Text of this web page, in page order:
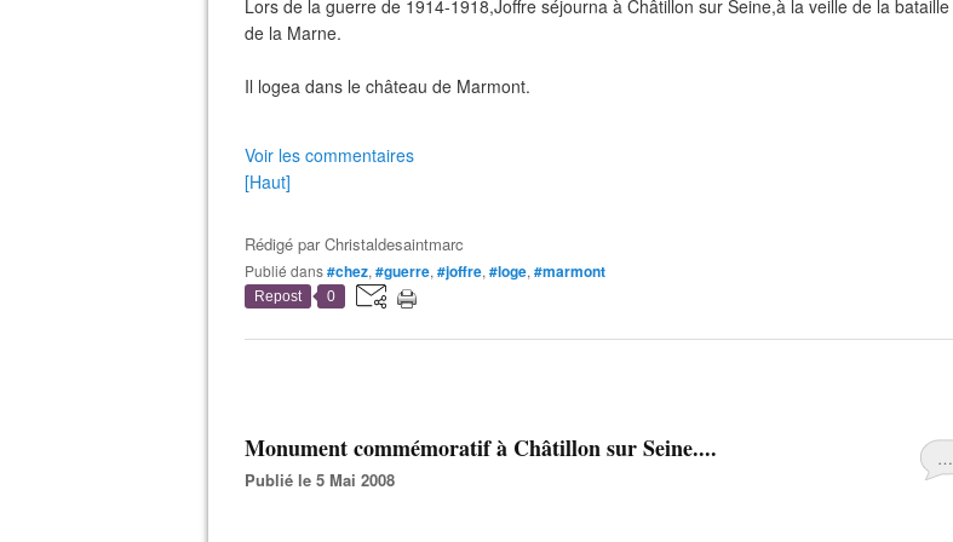
Lors de la guerre de 1914-1918,Joffre séjourna à Châtillon sur Seine,à la veille de la bataille
de la Marne.
Il logea dans le château de Marmont.
Voir les commentaires
[Haut]
Rédigé parChristaldesaintmarc
Publié dans#chez, #guerre, #joffre, #loge, #marmont
Repost 0
…
Monument commémoratif à Châtillon sur Seine....
Publié le 5 Mai 2008